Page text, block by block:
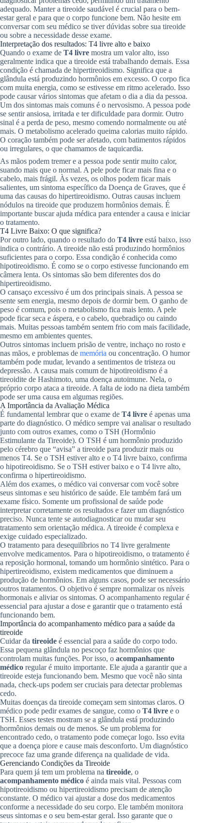
adequado. Manter a tireoide saudável é crucial para o bem-
estar geral e para que o corpo funcione bem. Não hesite em
conversar com seu médico se tiver dúvidas sobre sua tireoide
ou sobre a necessidade desse exame.
Interpretação dos resultados: T4 livre alto e baixo
Quando o exame de T4 livre mostra um valor alto, isso
geralmente indica que a tireoide está trabalhando demais. Essa
condição é chamada de hipertireoidismo. Significa que a
glândula está produzindo hormônios em excesso. O corpo fica
com muita energia, como se estivesse em ritmo acelerado. Isso
pode causar vários sintomas que afetam o dia a dia da pessoa.
Um dos sintomas mais comuns é o nervosismo. A pessoa pode
se sentir ansiosa, irritada e ter dificuldade para dormir. Outro
sinal é a perda de peso, mesmo comendo normalmente ou até
mais. O metabolismo acelerado queima calorias muito rápido.
O coração também pode ser afetado, com batimentos rápidos
ou irregulares, o que chamamos de taquicardia.
As mãos podem tremer e a pessoa pode sentir muito calor,
suando mais que o normal. A pele pode ficar mais fina e o
cabelo, mais frágil. Às vezes, os olhos podem ficar mais
salientes, um sintoma específico da Doença de Graves, que é
uma das causas do hipertireoidismo. Outras causas incluem
nódulos na tireoide que produzem hormônios demais. É
importante buscar ajuda médica para entender a causa e iniciar
o tratamento.
T4 Livre Baixo: O que significa?
Por outro lado, quando o resultado do T4 livre está baixo, isso
indica o contrário. A tireoide não está produzindo hormônios
suficientes para o corpo. Essa condição é conhecida como
hipotireoidismo. É como se o corpo estivesse funcionando em
câmera lenta. Os sintomas são bem diferentes dos do
hipertireoidismo.
O cansaço excessivo é um dos principais sinais. A pessoa se
sente sem energia, mesmo depois de dormir bem. O ganho de
peso é comum, pois o metabolismo fica mais lento. A pele
pode ficar seca e áspera, e o cabelo, quebradiço ou caindo
mais. Muitas pessoas também sentem frio com mais facilidade,
mesmo em ambientes quentes.
Outros sintomas incluem prisão de ventre, inchaço no rosto e
nas mãos, e problemas de memória ou concentração. O humor
também pode mudar, levando a sentimentos de tristeza ou
depressão. A causa mais comum de hipotireoidismo é a
tireoidite de Hashimoto, uma doença autoimune. Nela, o
próprio corpo ataca a tireoide. A falta de iodo na dieta também
pode ser uma causa em algumas regiões.
A Importância da Avaliação Médica
É fundamental lembrar que o exame de T4 livre é apenas uma
parte do diagnóstico. O médico sempre vai analisar o resultado
junto com outros exames, como o TSH (Hormônio
Estimulante da Tireoide). O TSH é um hormônio produzido
pelo cérebro que “avisa” a tireoide para produzir mais ou
menos T4. Se o TSH estiver alto e o T4 livre baixo, confirma
o hipotireoidismo. Se o TSH estiver baixo e o T4 livre alto,
confirma o hipertireoidismo.
Além dos exames, o médico vai conversar com você sobre
seus sintomas e seu histórico de saúde. Ele também fará um
exame físico. Somente um profissional de saúde pode
interpretar corretamente os resultados e fazer um diagnóstico
preciso. Nunca tente se autodiagnosticar ou mudar seu
tratamento sem orientação médica. A tireoide é complexa e
exige cuidado especializado.
O tratamento para desequilíbrios no T4 livre geralmente
envolve medicamentos. Para o hipotireoidismo, o tratamento é
a reposição hormonal, tomando um hormônio sintético. Para o
hipertireoidismo, existem medicamentos que diminuem a
produção de hormônios. Em alguns casos, pode ser necessário
outros tratamentos. O objetivo é sempre normalizar os níveis
hormonais e aliviar os sintomas. O acompanhamento regular é
essencial para ajustar a dose e garantir que o tratamento está
funcionando bem.
Importância do acompanhamento médico para a saúde da
tireoide
Cuidar da tireoide é essencial para a saúde do corpo todo.
Essa pequena glândula no pescoço faz hormônios que
controlam muitas funções. Por isso, o acompanhamento
médico regular é muito importante. Ele ajuda a garantir que a
tireoide esteja funcionando bem. Mesmo que você não sinta
nada, check-ups podem ser cruciais para detectar problemas
cedo.
Muitas doenças da tireoide começam sem sintomas claros. O
médico pode pedir exames de sangue, como o T4 livre e o
TSH. Esses testes mostram se a glândula está produzindo
hormônios demais ou de menos. Se um problema for
encontrado cedo, o tratamento pode começar logo. Isso evita
que a doença piore e cause mais desconforto. Um diagnóstico
precoce faz uma grande diferença na qualidade de vida.
Gerenciando Condições da Tireoide
Para quem já tem um problema na tireoide, o
acompanhamento médico é ainda mais vital. Pessoas com
hipotireoidismo ou hipertireoidismo precisam de atenção
constante. O médico vai ajustar a dose dos medicamentos
conforme a necessidade do seu corpo. Ele também monitora
seus sintomas e o seu bem-estar geral. Isso garante que o